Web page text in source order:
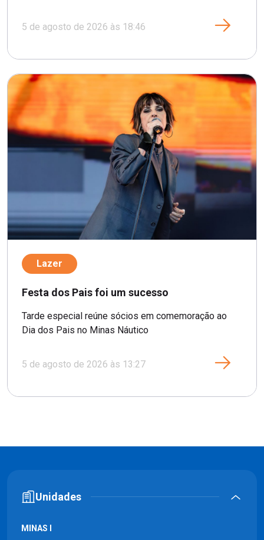
5 de agosto de 2026 às 18:46
Lazer
Festa dos Pais foi um sucesso
Tarde especial reúne sócios em comemoração ao
Dia dos Pais no Minas Náutico
5 de agosto de 2026 às 13:27
Unidades
MINAS I